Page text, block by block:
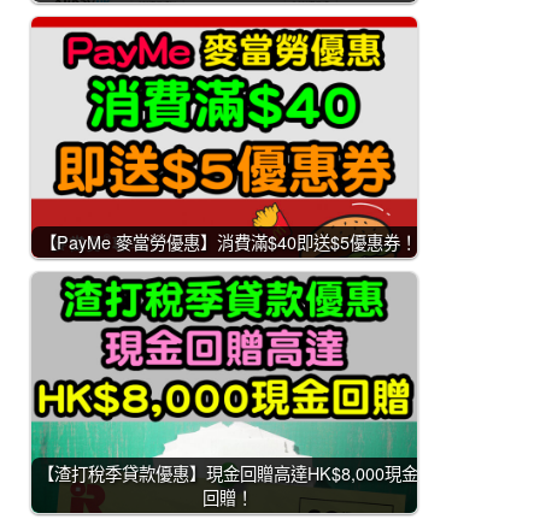
【PayMe 麥當勞優惠】消費滿$40即送$5優惠券！
【渣打稅季貸款優惠】現金回贈高達HK$8,000現金
回贈！